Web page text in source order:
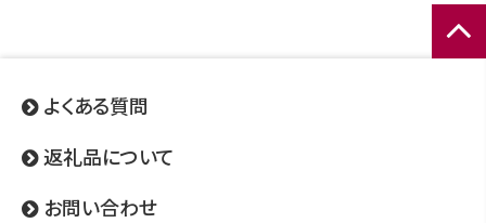
ページ
よくある質問
返礼品について
お問い合わせ